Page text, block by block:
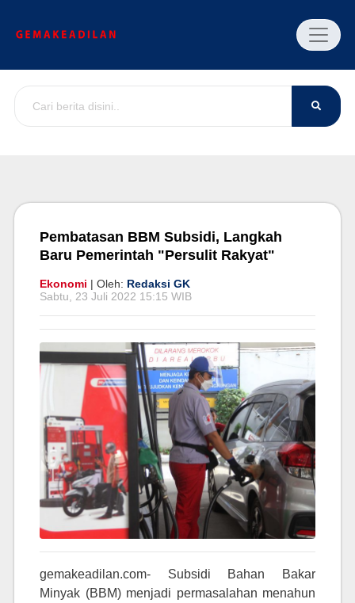
Pembatasan BBM Subsidi, Langkah
Baru Pemerintah "Persulit Rakyat"
Ekonomi | Oleh: Redaksi GK
Sabtu, 23 Juli 2022 15:15 WIB
gemakeadilan.com- Subsidi Bahan Bakar
Minyak (BBM) menjadi permasalahan menahun